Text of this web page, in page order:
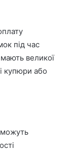
під час
великої
купюри або